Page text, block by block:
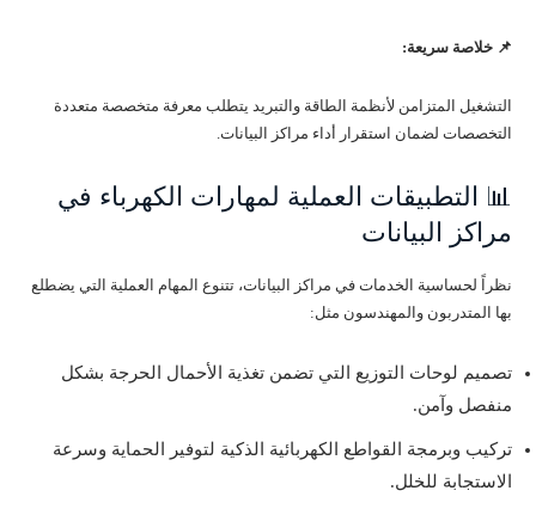
📌 خلاصة سريعة:
التشغيل المتزامن لأنظمة الطاقة والتبريد يتطلب معرفة متخصصة متعددة
التخصصات لضمان استقرار أداء مراكز البيانات.
📊 التطبيقات العملية لمهارات الكهرباء في
مراكز البيانات
نظراً لحساسية الخدمات في مراكز البيانات، تتنوع المهام العملية التي يضطلع
بها المتدربون والمهندسون مثل:
تصميم لوحات التوزيع التي تضمن تغذية الأحمال الحرجة بشكل
منفصل وآمن.
تركيب وبرمجة القواطع الكهربائية الذكية لتوفير الحماية وسرعة
الاستجابة للخلل.